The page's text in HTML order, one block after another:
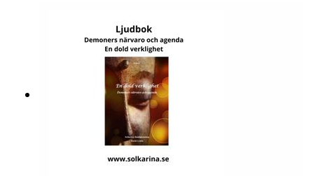
https://www.facebook.com/groups/16251419920
40360.Solkarina Sinnligkunskap®
//.http://www.medireiki.sehttp://www.solkarina.seh
ttp://www.sannessens.se min digitala
kursgårdInstagram:
http://www.instagram.com/iamsolkarina.seFaceb
ook: https://www.facebook.com/profile.php?
id=61573215027349Youtube:
https://www.youtube.com/@solkarinaKalender:htt
ps://solkarina.se/kalender/